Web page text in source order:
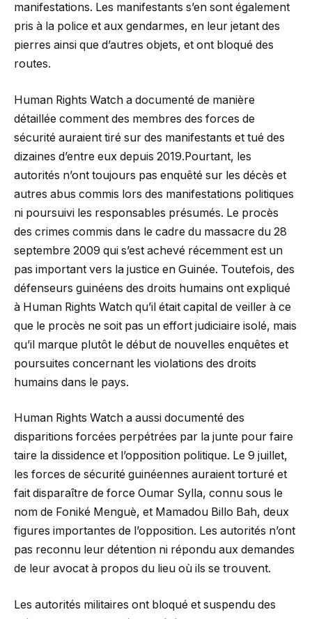
manifestations. Les manifestants s’en sont également
pris à la police et aux gendarmes, en leur jetant des
pierres ainsi que d’autres objets, et ont bloqué des
routes.
Human Rights Watch a documenté de manière
détaillée comment des membres des forces de
sécurité auraient tiré sur des manifestants et tué des
dizaines d’entre eux depuis 2019.Pourtant, les
autorités n’ont toujours pas enquêté sur les décès et
autres abus commis lors des manifestations politiques
ni poursuivi les responsables présumés. Le procès
des crimes commis dans le cadre du massacre du 28
septembre 2009 qui s’est achevé récemment est un
pas important vers la justice en Guinée. Toutefois, des
défenseurs guinéens des droits humains ont expliqué
à Human Rights Watch qu’il était capital de veiller à ce
que le procès ne soit pas un effort judiciaire isolé, mais
qu’il marque plutôt le début de nouvelles enquêtes et
poursuites concernant les violations des droits
humains dans le pays.
Human Rights Watch a aussi documenté des
disparitions forcées perpétrées par la junte pour faire
taire la dissidence et l’opposition politique. Le 9 juillet,
les forces de sécurité guinéennes auraient torturé et
fait disparaître de force Oumar Sylla, connu sous le
nom de Foniké Menguè, et Mamadou Billo Bah, deux
figures importantes de l’opposition. Les autorités n’ont
pas reconnu leur détention ni répondu aux demandes
de leur avocat à propos du lieu où ils se trouvent.
Les autorités militaires ont bloqué et suspendu des